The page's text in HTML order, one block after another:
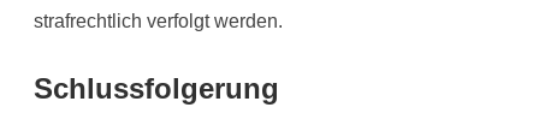
strafrechtlich verfolgt werden.
Schlussfolgerung